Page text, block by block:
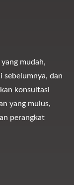
mudah,
sebelumnya, dan
konsultasi
yang mulus,
perangkat